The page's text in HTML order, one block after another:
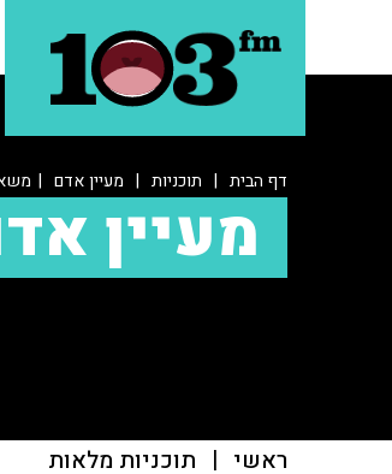
דף הבית | תוכניות | מעיין אדם |
מעיין
ראשי | תוכניות מלאות